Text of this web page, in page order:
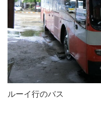
ルーイ行のバス